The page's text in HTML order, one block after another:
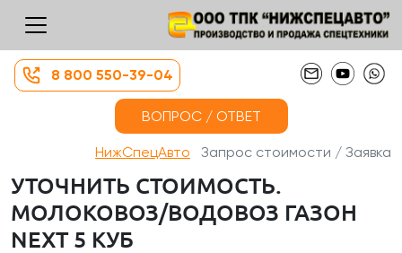
8 800 550-39-04
ВОПРОС / ОТВЕТ
НижСпецАвто Запрос стоимости / Заявка
УТОЧНИТЬ СТОИМОСТЬ.
МОЛОКОВОЗ/ВОДОВОЗ ГАЗОН
NEXT 5 КУБ